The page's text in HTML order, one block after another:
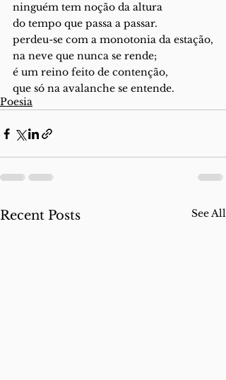
ninguém tem noção da altura
do tempo que passa a passar.
perdeu-se com a monotonia da estação,
na neve que nunca se rende;
é um reino feito de contenção,
que só na avalanche se entende.
Poesia
Recent Posts See All